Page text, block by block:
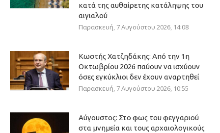
κατά της αυθαίρετης κατάληψης του
αιγιαλού
Παρασκευή, 7 Αυγούστου 2026, 14:08
Κωστής Χατζηδάκης: Από την 1η
Οκτωβρίου 2026 παύουν να ισχύουν
όσες εγκύκλιοι δεν έχουν αναρτηθεί
Παρασκευή, 7 Αυγούστου 2026, 10:55
Αύγουστος: Στο φως του φεγγαριού
στα μνημεία και τους αρχαιολογικούς